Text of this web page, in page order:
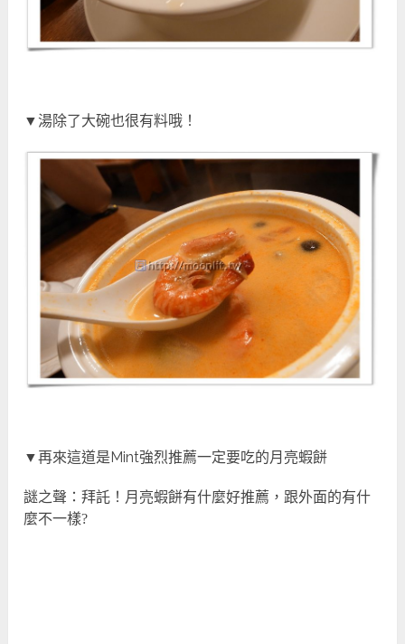
▼湯除了大碗也很有料哦！
▼再來這道是Mint強烈推薦一定要吃的月亮蝦餅
謎之聲：拜託！月亮蝦餅有什麼好推薦 ，跟外面的有什
麼不一樣?